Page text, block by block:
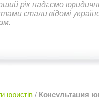
рік надаємо
стали відомі
юристів / Консультация